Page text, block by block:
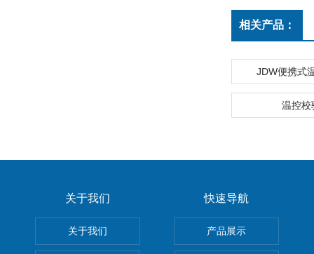
相关产品：
JDW便携式
温控校
关于我们
关于我们
快速导航
产品展示